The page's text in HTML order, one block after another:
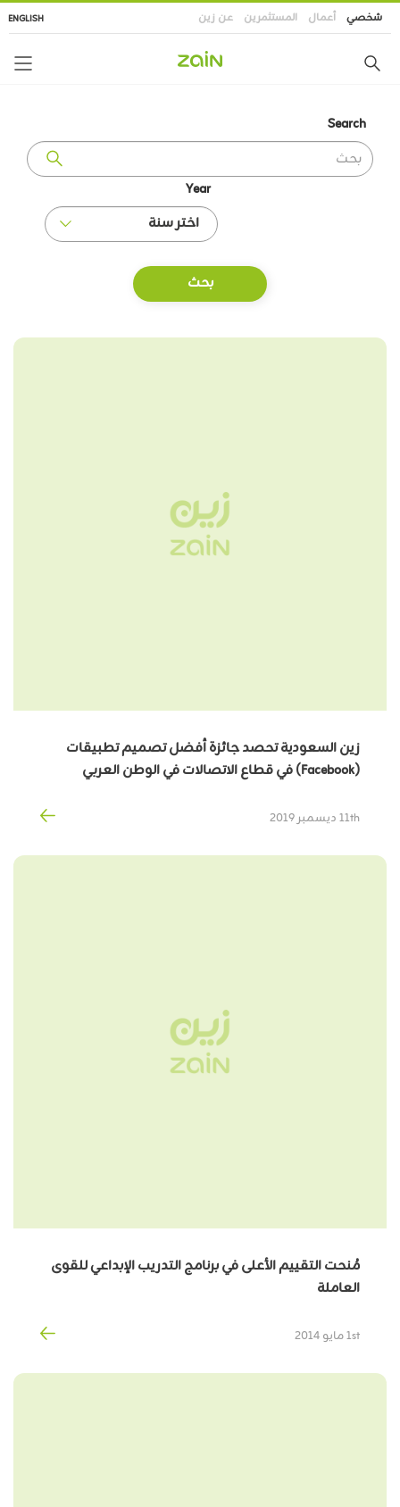
تجاوز
إلى
الرئيسي
شخصي أعمال المستثمرين عن زين ENGLISH
Search
Year
زين السعودية تحصد جائزة أفضل تصميم تطبيقات
(Facebook) في قطاع الاتصالات في الوطن العربي
11th ديسمبر 2019
مُنحت التقييم الأعلى في برنامج التدريب الإبداعي للقوى
العاملة
1st مايو 2014